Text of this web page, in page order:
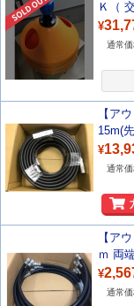
Ｋ（
¥
通常
【ア
15m(
¥
通常
【ア
ｍ 両
¥
通常